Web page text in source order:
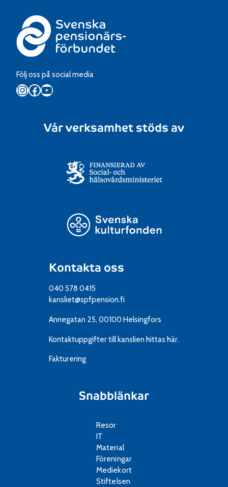
Följ oss på social media
Instagram
Facebook
YouTube
Kontakta oss
040 578 0415
kansliet@spfpension.fi
Annegatan 25, 00100 Helsingfors
Kontaktuppgifter till kanslienhittas här.
Fakturering
Snabblänkar
Resor
IT
Material
Föreningar
Mediekort
Stiftelsen
Vår verksamhet stöds av